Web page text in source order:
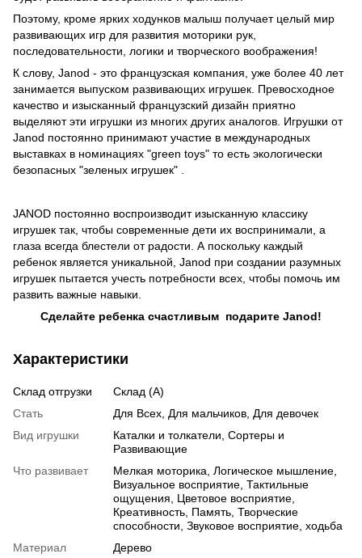
Поэтому, кроме ярких ходунков малыш получает целый мир
развивающих игр для развития моторики рук,
последовательности, логики и творческого воображения!
К слову, Janod - это французская компания, уже более 40 лет
занимается выпуском развивающих игрушек. Превосходное
качество и изысканный французский дизайн приятно
выделяют эти игрушки из многих других аналогов. Игрушки от
Janod постоянно принимают участие в международных
выставках в номинациях "green toys" то есть экологически
безопасных "зеленых игрушек" .
JANOD постоянно воспроизводит изысканную классику
игрушек так, чтобы современные дети их воспринимали, а
глаза всегда блестели от радости. А поскольку каждый
ребенок является уникальной, Janod при создании разумных
игрушек пытается учесть потребности всех, чтобы помочь им
развить важные навыки.
Сделайте ребенка счастливым подарите Janod!
Характеристики
Склад отгрузки
Склад (А)
Стать
Для Всех, Для мальчиков, Для девочек
Вид игрушки
Каталки и толкатели, Сортеры и
Развивающие
Что развивает
Мелкая моторика, Логическое мышление,
Визуальное восприятие, Тактильные
ощущения, Цветовое восприятие,
Креативность, Память, Творческие
способности, Звуковое восприятие, ходьба
Материал
Дерево